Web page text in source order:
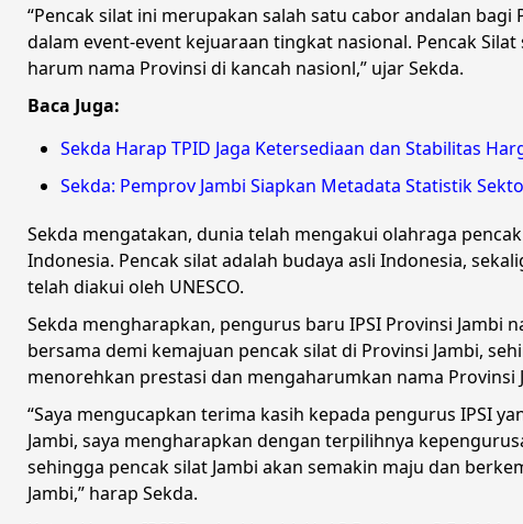
“Pencak silat ini merupakan salah satu cabor andalan
dalam event-event kejuaraan tingkat nasional. Pencak
harum nama Provinsi di kancah nasionl,” ujar Sekda.
Baca Juga:
Sekda Harap TPID Jaga Ketersediaan dan Stabilitas
Sekda: Pemprov Jambi Siapkan Metadata Statistik
Sekda mengatakan, dunia telah mengakui olahraga
Indonesia. Pencak silat adalah budaya asli Indonesia,
telah diakui oleh UNESCO.
Sekda mengharapkan, pengurus baru IPSI Provinsi
bersama demi kemajuan pencak silat di Provinsi Jambi,
menorehkan prestasi dan mengaharumkan nama Provinsi
“Saya mengucapkan terima kasih kepada pengurus IPSI
Jambi, saya mengharapkan dengan terpilihnya
sehingga pencak silat Jambi akan semakin maju dan
Jambi,” harap Sekda.